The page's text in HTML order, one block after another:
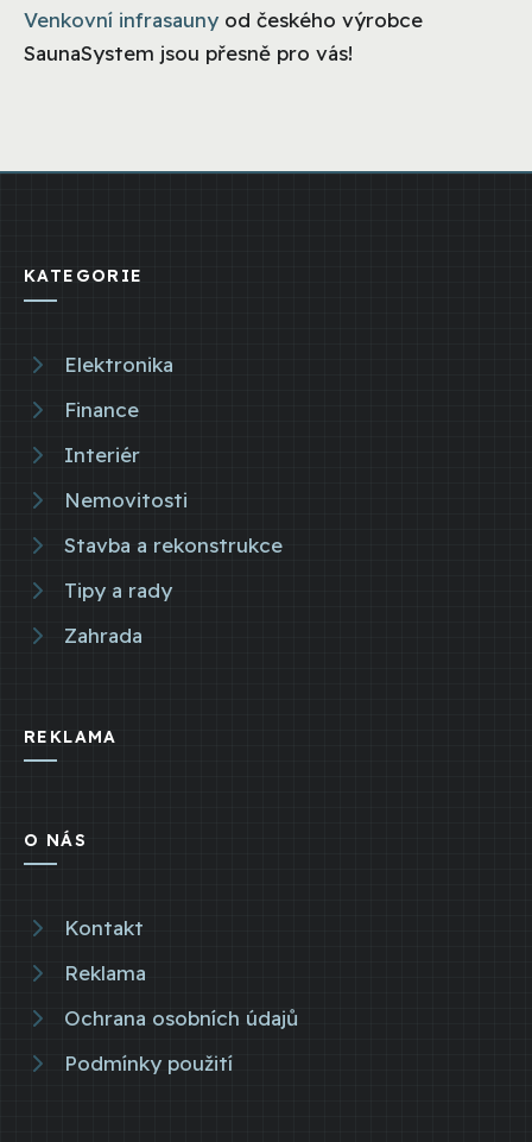
Venkovní infrasauny od českého výrobce
SaunaSystem jsou přesně pro vás!
KATEGORIE
Elektronika
Finance
Interiér
Nemovitosti
Stavba a rekonstrukce
Tipy a rady
Zahrada
REKLAMA
O NÁS
Kontakt
Reklama
Ochrana osobních údajů
Podmínky použití